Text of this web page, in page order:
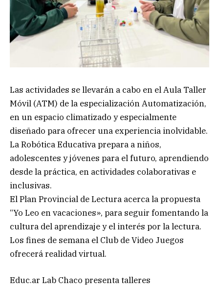
Las actividades se llevarán a cabo en el Aula Taller
Móvil (ATM) de la especialización Automatización,
en un espacio climatizado y especialmente
diseñado para ofrecer una experiencia inolvidable.
La Robótica Educativa prepara a niños,
adolescentes y jóvenes para el futuro, aprendiendo
desde la práctica, en actividades colaborativas e
inclusivas.
El Plan Provincial de Lectura acerca la propuesta
“Yo Leo en vacaciones», para seguir fomentando la
cultura del aprendizaje y el interés por la lectura.
Los fines de semana el Club de Video Juegos
ofrecerá realidad virtual.
Educ.ar Lab Chaco presenta talleres